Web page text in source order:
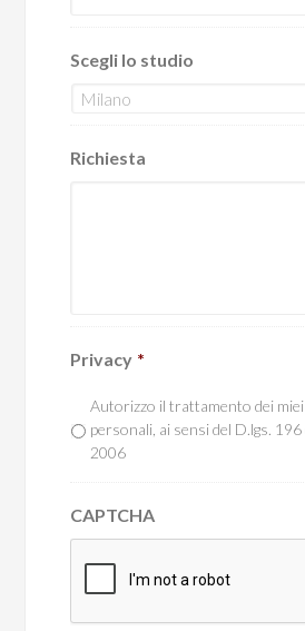
Scegli lo studio
Richiesta
Privacy *
Autorizzo il trattamento dei
personali, ai sensi del D.lgs. 196
2006
CAPTCHA